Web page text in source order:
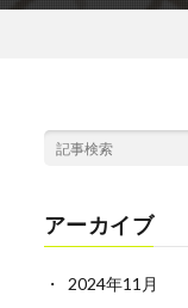
アーカイブ
2024年11月